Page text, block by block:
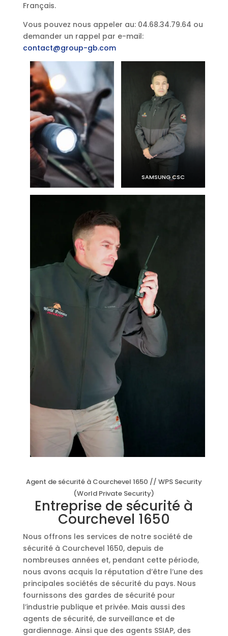
Français.
Vous pouvez nous appeler au: 04.68.34.79.64 ou
demander un rappel par e-mail:
contact@group-gb.com
SAMSUNG CSC
Agent de sécurité à Courchevel 1650 // WPS Security
(World Private Security)
Entreprise de sécurité à
Courchevel 1650
Nous offrons les services de notre société de
sécurité à Courchevel 1650, depuis de
nombreuses années et, pendant cette période,
nous avons acquis la réputation d’être l’une des
principales sociétés de sécurité du pays. Nous
fournissons des gardes de sécurité pour
l’industrie publique et privée. Mais aussi des
agents de sécurité, de surveillance et de
gardiennage. Ainsi que des agents SSIAP, des